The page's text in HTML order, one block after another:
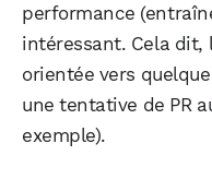
performance
intéressant. Cela dit,
orientée vers
une tentative de PR
exemple).